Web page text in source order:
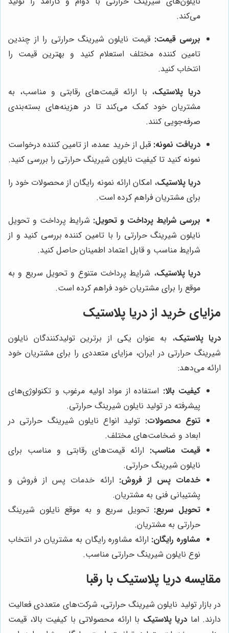
می‌کند.
بررسی قیمت: قیمت نایلون شیرینگ حرارتی را از چندین
تامین کننده مختلف استعلام کنید و بهترین قیمت را
انتخاب کنید.
دریا پلاستیک، با ارائه قیمت‌های رقابتی و مناسب، به
مشتریان خود کمک می‌کند تا در هزینه‌های بسته‌بندی
صرفه‌جویی کنند.
دریافت نمونه: قبل از خرید عمده، از تامین کننده درخواست
نمونه کنید تا کیفیت نایلون شیرینگ حرارتی را بررسی کنید.
دریا پلاستیک، امکان ارائه نمونه رایگان از محصولات خود را
برای مشتریان فراهم کرده است.
بررسی شرایط پرداخت و تحویل: شرایط پرداخت و تحویل
نایلون شیرینگ حرارتی را با تامین کننده بررسی کنید و از
شرایط مناسب و قابل اعتماد اطمینان حاصل کنید.
دریا پلاستیک، شرایط پرداخت متنوع و تحویل سریع و به
موقع را برای مشتریان خود فراهم کرده است.
مزایای خرید از دریا پلاستیک
دریا پلاستیک، به عنوان یکی از برترین تولیدکنندگان نایلون
شیرینگ حرارتی در ایران، مزایای متعددی را برای مشتریان خود
ارائه می‌دهد:
کیفیت بالا: استفاده از مواد اولیه مرغوب و تکنولوژی‌های
پیشرفته در تولید نایلون شیرینگ حرارتی.
تنوع محصولات: تولید انواع نایلون شیرینگ حرارتی در
ابعاد و ضخامت‌های مختلف.
قیمت مناسب: ارائه قیمت‌های رقابتی و مناسب برای
نایلون شیرینگ حرارتی.
خدمات پس از فروش: ارائه خدمات پس از فروش و
پشتیبانی فنی به مشتریان.
تحویل سریع: تحویل سریع و به موقع نایلون شیرینگ
حرارتی به مشتریان.
مشاوره رایگان: ارائه مشاوره رایگان به مشتریان در انتخاب
نوع نایلون شیرینگ حرارتی مناسب.
مقایسه دریا پلاستیک با رقبا
در بازار تولید نایلون شیرینگ حرارتی، شرکت‌های متعددی فعالیت
دارند. اما دریا پلاستیک با ارائه محصولاتی با کیفیت بالا، قیمت